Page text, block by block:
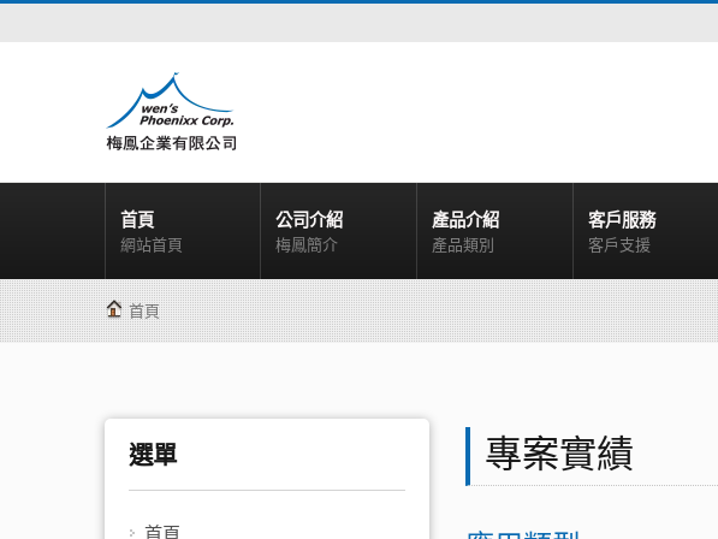
首頁
網站首頁
公司介紹
梅鳳簡介
產品介紹
產品類別
客戶服務
客戶支援
首頁
選單
首頁
專案實績